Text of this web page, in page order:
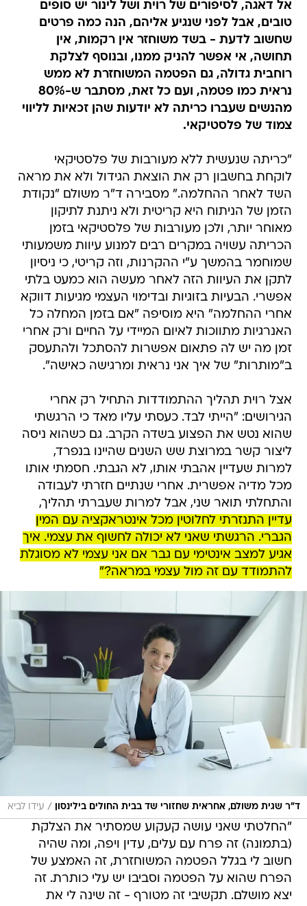
אל דאגה, לסיפורים של רוית ושל לינור יש סופים
טובים, אבל לפני שנגיע אליהם, הנה כמה פרטים
שחשוב לדעת - בשד משוחזר אין רקמות, אין
תחושה, אי אפשר להניק ממנו, ובנוסף לצלקת
רוחבית גדולה, גם הפטמה המשוחזרת לא ממש
נראית כמו פטמה, ועם כל זאת, מסתבר ש-80%
מהנשים שעברו כריתה לא יודעות שהן זכאיות לליווי
צמוד של פלסטיקאי.
"כריתה שנעשית ללא מעורבות של פלסטיקאי
לוקחת בחשבון רק את הוצאת הגידול ולא את מראה
השד לאחר ההחלמה." מסבירה ד"ר משולם "נקודת
הזמן של הניתוח היא קריטית ולא ניתנת לתיקון
מאוחר יותר, ולכן מעורבות של פלסטיקאי בזמן
הכריתה עשויה במקרים רבים למנוע עיוות משמעותי
שמוחמר בהמשך ע"י ההקרנות, וזה קריטי, כי ניסיון
לתקן את העיוות הזה לאחר מעשה הוא כמעט בלתי
אפשרי. הבעיות בזוגיות ובדימוי העצמי מגיעות דווקא
אחרי ההחלמה" היא מוסיפה "אם בזמן המחלה כל
האנרגיות מתווכות לאיום המיידי על החיים ורק אחרי
זמן מה יש לה פתאום אפשרות להסתכל ולהתעסק
ב"מותרות" של איך אני נראית ומרגישה כאישה".
אצל רוית תהליך ההתמודדות התחיל רק אחרי
הגירושים: "הייתי לבד. כעסתי עליו מאד כי הרגשתי
שהוא נטש את הפצוע בשדה הקרב. גם כשהוא ניסה
ליצור קשר במרוצת שש השנים שהיינו בנפרד,
למרות שעדיין אהבתי אותו, לא הגבתי. חסמתי אותו
מכל מדיה אפשרית. אחרי שנתיים חזרתי לעבודה
והתחלתי תואר שני, אבל למרות שעברתי תהליך,
עדיין התנזרתי לחלוטין מכל אינטראקציה עם המין
הגברי. הרגשתי שאני לא יכולה לחשוף את עצמי. איך
אגיע למצב אינטימי עם גבר אם אני עצמי לא מסוגלת
להתמודד עם זה מול עצמי במראה?"
ד"ר שגית משולם, אחראית שחזורי שד בבית החולים בילינסון / עידו לביא
"החלטתי שאני עושה קעקוע שמסתיר את הצלקת
(בתמונה) זה פרח עם עלים, עדין ויפה, ומה שהיה
חשוב לי בגלל הפטמה המשוחזרת, זה האמצע של
הפרח שהוא על הפטמה וסביבו יש עלי כותרת. זה
יצא מושלם. תקשיבי זה מטורף - זה שינה לי את